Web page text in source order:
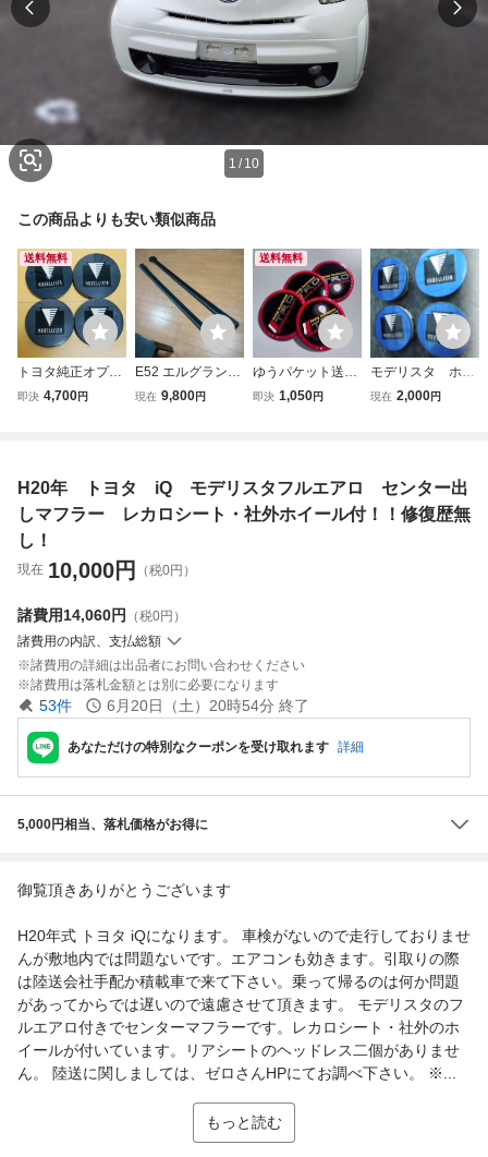
1 / 10
この商品よりも安い類似商品
送料無料
トヨタ純正オプシ
ョン モデリスタ M
即決 4,700円
E52 エルグランド
サイドステップ エ
トカバー ホイール
現在 9,800円
送料無料
ゆうパケット送料
込 トヨタ TRD
枚セット
即決 1,050円
モデリスタ ホイ
ールセンターキャ
現在 2,000円
H20年 トヨタ iQ モデリスタフルエアロ センター出
しマフラー レカロシート・社外ホイール付！！修復歴無
し！
現在 10,000円 （税0円）
諸費用14,060円
（税0円）
諸費用の内訳、支払総額
諸費用の詳細は出品者にお問い合わせください
諸費用は落札金額とは別に必要になります
53件 6月20日（土）20時54分 終了
あなただけの特別なクーポンを受け取れます 詳細
5,000円相当、落札価格がお得に
御覧頂きありがとうございます
H20年式 トヨタ iQになります。 車検がないので走行しておりませ
んが敷地内では問題ないです。エアコンも効きます。引取りの際
は陸送会社手配か積載車で来て下さい。乗って帰るのは何か問題
があってからでは遅いので遠慮させて頂きます。 モデリスタのフ
ルエアロ付きでセンターマフラーです。レカロシート・社外のホ
イールが付いています。リアシートのヘッドレス二個がありませ
ん。 陸送に関しましては、ゼロさんHPにてお調べ下さい。 ※...
もっと読む